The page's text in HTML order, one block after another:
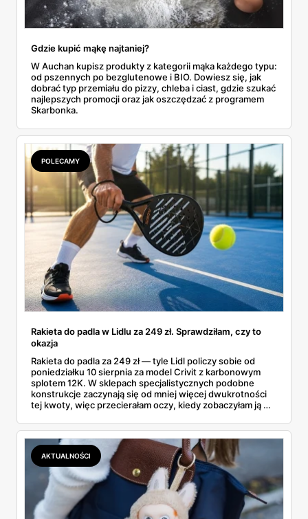
Gdzie kupić mąkę najtaniej?
W Auchan kupisz produkty z kategorii mąka każdego typu:
od pszennych po bezglutenowe i BIO. Dowiesz się, jak
dobrać typ przemiału do pizzy, chleba i ciast, gdzie szukać
najlepszych promocji oraz jak oszczędzać z programem
Skarbonka.
POLECAMY
Rakieta do padla w Lidlu za 249 zł. Sprawdziłam, czy to
okazja
Rakieta do padla za 249 zł — tyle Lidl policzy sobie od
poniedziałku 10 sierpnia za model Crivit z karbonowym
splotem 12K. W sklepach specjalistycznych podobne
konstrukcje zaczynają się od mniej więcej dwukrotności
tej kwoty, więc przecierałam oczy, kiedy zobaczyłam ją w
najszybciej rosnący sport w Polsce: kortów przybywa
lawinowo, a chętnych jeszcze szybciej. Sprawdziłam, co
dokładnie dostajemy za te pieniądze i komu taka rakieta
faktycznie wystarczy.
AKTUALNOŚCI